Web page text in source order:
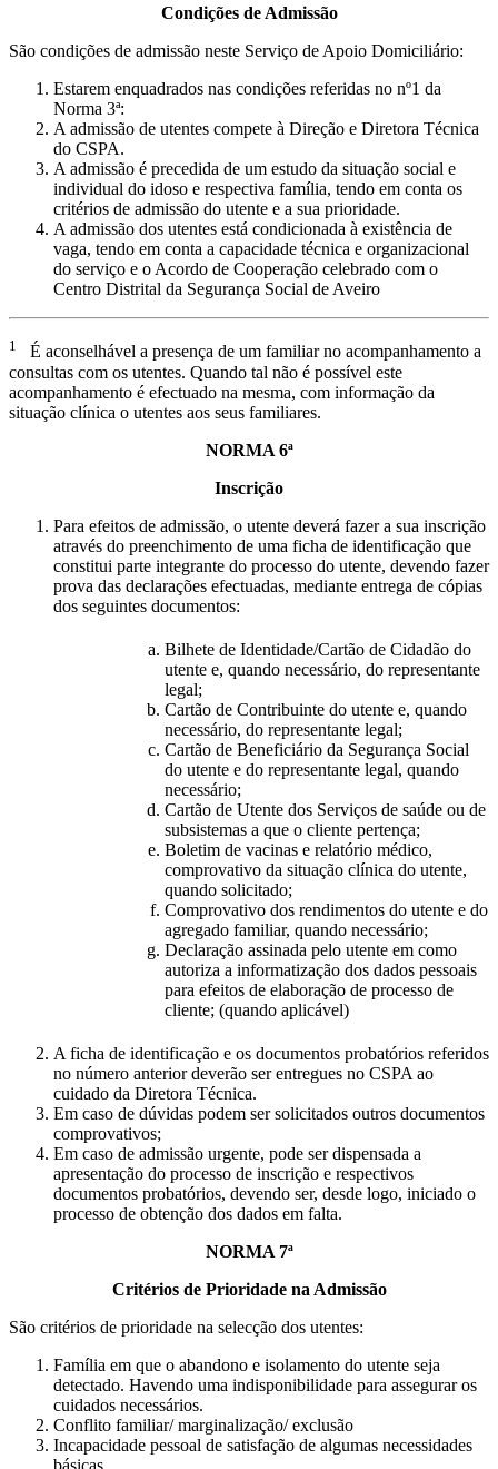
Condições de Admissão
São condições de admissão neste Serviço de Apoio Domiciliário:
Estarem enquadrados nas condições referidas no nº1 da
Norma 3ª:
A admissão de utentes compete à Direção e Diretora Técnica
do CSPA.
A admissão é precedida de um estudo da situação social e
individual do idoso e respectiva família, tendo em conta os
critérios de admissão do utente e a sua prioridade.
A admissão dos utentes está condicionada à existência de
vaga, tendo em conta a capacidade técnica e organizacional
do serviço e o Acordo de Cooperação celebrado com o
Centro Distrital da Segurança Social de Aveiro
1
É aconselhável a presença de um familiar no acompanhamento a
consultas com os utentes. Quando tal não é possível este
acompanhamento é efectuado na mesma, com informação da
situação clínica o utentes aos seus familiares.
NORMA 6ª
Inscrição
Para efeitos de admissão, o utente deverá fazer a sua inscrição
através do preenchimento de uma ficha de identificação que
constitui parte integrante do processo do utente, devendo fazer
prova das declarações efectuadas, mediante entrega de cópias
dos seguintes documentos:
Bilhete de Identidade/Cartão de Cidadão do
utente e, quando necessário, do representante
legal;
Cartão de Contribuinte do utente e, quando
necessário, do representante legal;
Cartão de Beneficiário da Segurança Social
do utente e do representante legal, quando
necessário;
Cartão de Utente dos Serviços de saúde ou de
subsistemas a que o cliente pertença;
Boletim de vacinas e relatório médico,
comprovativo da situação clínica do utente,
quando solicitado;
Comprovativo dos rendimentos do utente e do
agregado familiar, quando necessário;
Declaração assinada pelo utente em como
autoriza a informatização dos dados pessoais
para efeitos de elaboração de processo de
cliente; (quando aplicável)
A ficha de identificação e os documentos probatórios referidos
no número anterior deverão ser entregues no CSPA ao
cuidado da Diretora Técnica.
Em caso de dúvidas podem ser solicitados outros documentos
comprovativos;
Em caso de admissão urgente, pode ser dispensada a
apresentação do processo de inscrição e respectivos
documentos probatórios, devendo ser, desde logo, iniciado o
processo de obtenção dos dados em falta.
NORMA 7ª
Critérios de Prioridade na Admissão
São critérios de prioridade na selecção dos utentes:
Família em que o abandono e isolamento do utente seja
detectado. Havendo uma indisponibilidade para assegurar os
cuidados necessários.
Conflito familiar/ marginalização/ exclusão
Incapacidade pessoal de satisfação de algumas necessidades
básicas.